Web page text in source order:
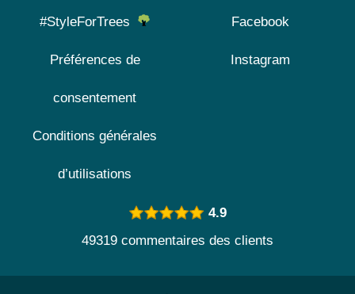
#StyleForTrees
Préférences de
consentement
Conditions générales
d’utilisations
Facebook
Instagram
4.9
49319 commentaires des clients